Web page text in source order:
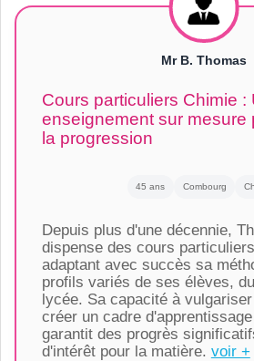
Mr B. Thomas
Cours particuliers Chimie :
enseignement sur mesure
la progression
45 ans Combourg
Depuis plus d'une décennie,
dispense des cours
adaptant avec succès sa
profils variés de ses élèves,
lycée. Sa capacité à
créer un cadre
garantit des progrès
d'intérêt pour la matière. voir +